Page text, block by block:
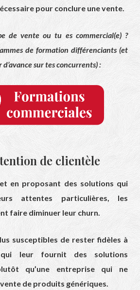
pour conclure une vente.
de vente ou tu es commercial(e) ?
de formation différenciants (et
sur tes concurrents) :
de clientèle
en proposant des solutions qui
attentes particulières, les
faire diminuer leur churn.
susceptibles de rester fidèles à
leur fournit des solutions
qu’une entreprise qui ne
vente de produits génériques.